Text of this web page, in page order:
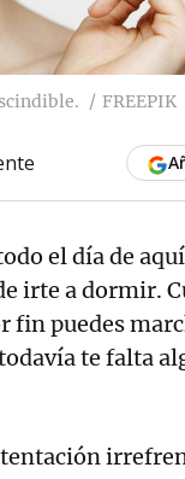
FREEPIK
el día de
irte a dormir.
fin puedes
te falta